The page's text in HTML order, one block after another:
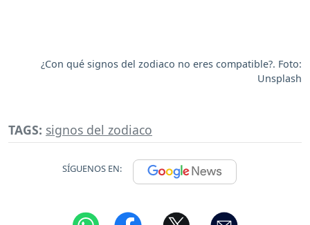
¿Con qué signos del zodiaco no eres compatible?. Foto:
Unsplash
TAGS: signos del zodiaco
SÍGUENOS EN: